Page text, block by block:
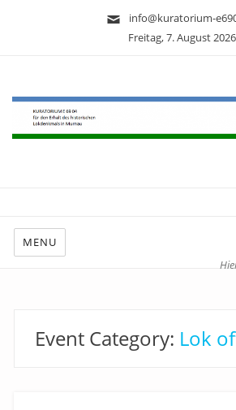
info@kuratorium-
Freitag, 7. August 2026
MENU
Event Category: Lok